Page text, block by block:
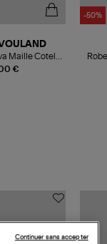
€
Maille Cotelé
-50%
Continuer sans accepter